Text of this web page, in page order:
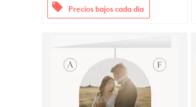
offers Precios bajos cada día